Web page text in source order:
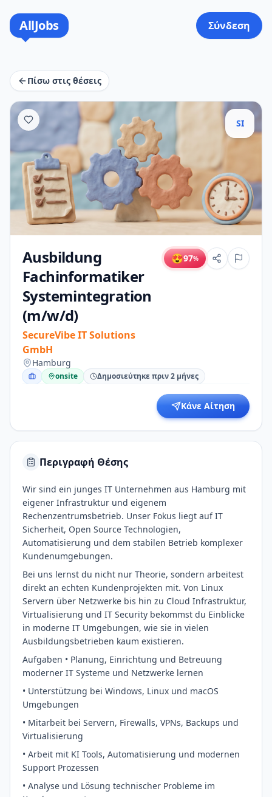
AllJobs Σύνδεση
Πίσω στις θέσεις
SI
Ausbildung
Fachinformatiker
Systemintegration
(m/w/d)
SecureVibe IT Solutions
GmbH
😍97%
Hamburg
onsite Δημοσιεύτηκε πριν 2 μήνες
Κάνε Αίτηση
Περιγραφή Θέσης
Wir sind ein junges IT Unternehmen aus Hamburg mit
eigener Infrastruktur und eigenem
Rechenzentrumsbetrieb. Unser Fokus liegt auf IT
Sicherheit, Open Source Technologien,
Automatisierung und dem stabilen Betrieb komplexer
Kundenumgebungen.
Bei uns lernst du nicht nur Theorie, sondern arbeitest
direkt an echten Kundenprojekten mit. Von Linux
Servern über Netzwerke bis hin zu Cloud Infrastruktur,
Virtualisierung und IT Security bekommst du Einblicke
in moderne IT Umgebungen, wie sie in vielen
Ausbildungsbetrieben kaum existieren.
Aufgaben • Planung, Einrichtung und Betreuung
moderner IT Systeme und Netzwerke lernen
• Unterstützung bei Windows, Linux und macOS
Umgebungen
• Mitarbeit bei Servern, Firewalls, VPNs, Backups und
Virtualisierung
• Arbeit mit KI Tools, Automatisierung und modernen
Support Prozessen
• Analyse und Lösung technischer Probleme im